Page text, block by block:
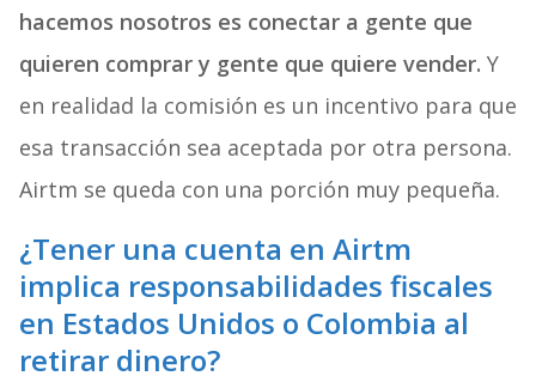
hacemos nosotros es conectar a gente que
quieren comprar y gente que quiere vender. Y
en realidad la comisión es un incentivo para que
esa transacción sea aceptada por otra persona.
Airtm se queda con una porción muy pequeña.
¿Tener una cuenta en Airtm
implica responsabilidades fiscales
en Estados Unidos o Colombia al
retirar dinero?